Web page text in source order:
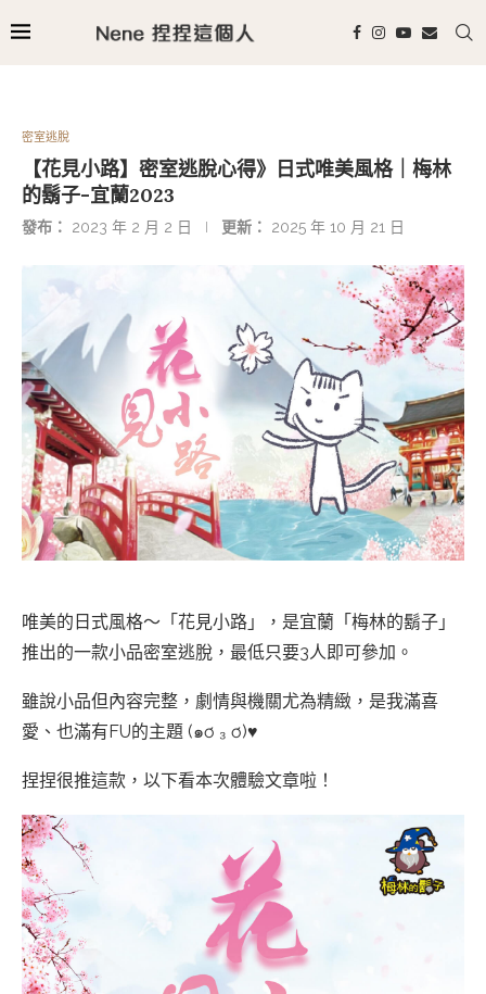
密室逃脫
【花見小路】密室逃脫心得》日式唯美風格｜梅林
的鬍子-宜蘭2023
發布： 2023 年 2 月 2 日 更新： 2025 年 10 月 21 日
唯美的日式風格～「花見小路」，是宜蘭「梅林的鬍子」
推出的一款小品密室逃脫，最低只要3人即可參加。
雖說小品但內容完整，劇情與機關尤為精緻，是我滿喜
愛、也滿有FU的主題 (๑ơ ₃ ơ)♥
捏捏很推這款，以下看本次體驗文章啦！